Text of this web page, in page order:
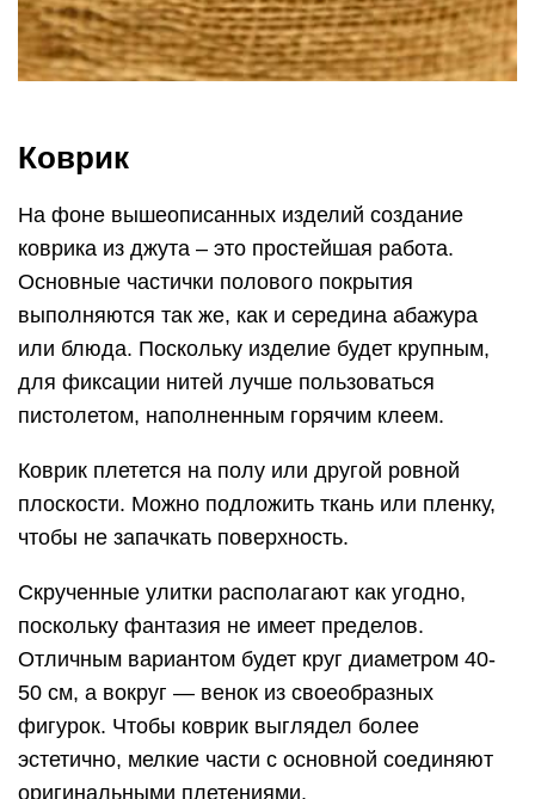
Коврик
На фоне вышеописанных изделий создание
коврика из джута – это простейшая работа.
Основные частички полового покрытия
выполняются так же, как и середина абажура
или блюда. Поскольку изделие будет крупным,
для фиксации нитей лучше пользоваться
пистолетом, наполненным горячим клеем.
Коврик плетется на полу или другой ровной
плоскости. Можно подложить ткань или пленку,
чтобы не запачкать поверхность.
Скрученные улитки располагают как угодно,
поскольку фантазия не имеет пределов.
Отличным вариантом будет круг диаметром 40-
50 см, а вокруг — венок из своеобразных
фигурок. Чтобы коврик выглядел более
эстетично, мелкие части с основной соединяют
оригинальными плетениями.